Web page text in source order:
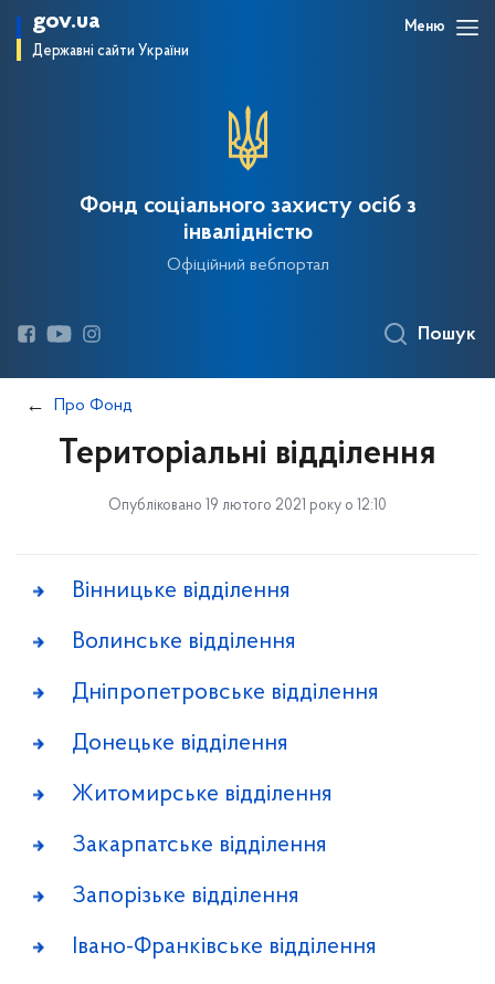
gov.ua
Державні сайти України
Меню
Фонд соціального захисту осіб з
інвалідністю
Офіційний вебпортал
Пошук
Про Фонд
Територіальні відділення
Опубліковано 19 лютого 2021 року о 12:10
Вінницьке відділення
Волинське відділення
Дніпропетровське відділення
Донецьке відділення
Житомирське відділення
Закарпатське відділення
Запорізьке відділення
Івано-Франківське відділення